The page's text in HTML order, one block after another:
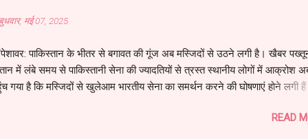
थी, तब काले धन को विदेश से वापस लाने का मुद्दा सबसे बड़ा चुनावी वादा था। उस
बुधवार, मई 07, 2025
पेशावर: पाकिस्तान के भीतर से बगावत की गूंज अब मस्जिदों से उठने लगी है। खैबर
में लंबे समय से पाकिस्तानी सेना की ज्यादतियों से त्रस्त स्थानीय लोगों में आक्रोश
गया है कि मस्जिदों से खुलेआम भारतीय सेना का समर्थन करने की घोषणाएं होने लगी
में एक प्रभावशाली मौलाना हाथ में कुरान लेकर ऐलान करता है – "खुदा की कसम,
READ